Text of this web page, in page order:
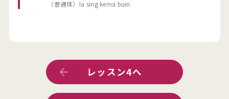
（普通体）Ia sing kema buin
レッスン4へ